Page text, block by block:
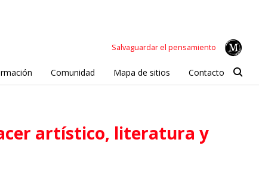
Salvaguardar el pensamiento
Comunidad Mapa de sitios Contacto